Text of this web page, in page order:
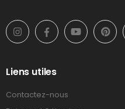
Liens utiles
Contactez-nous